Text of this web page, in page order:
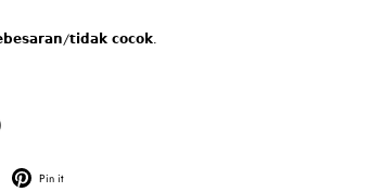
𝘁𝗶𝗱𝗮𝗸 𝗰𝗼𝗰𝗼𝗸.
Tweet
Pin it